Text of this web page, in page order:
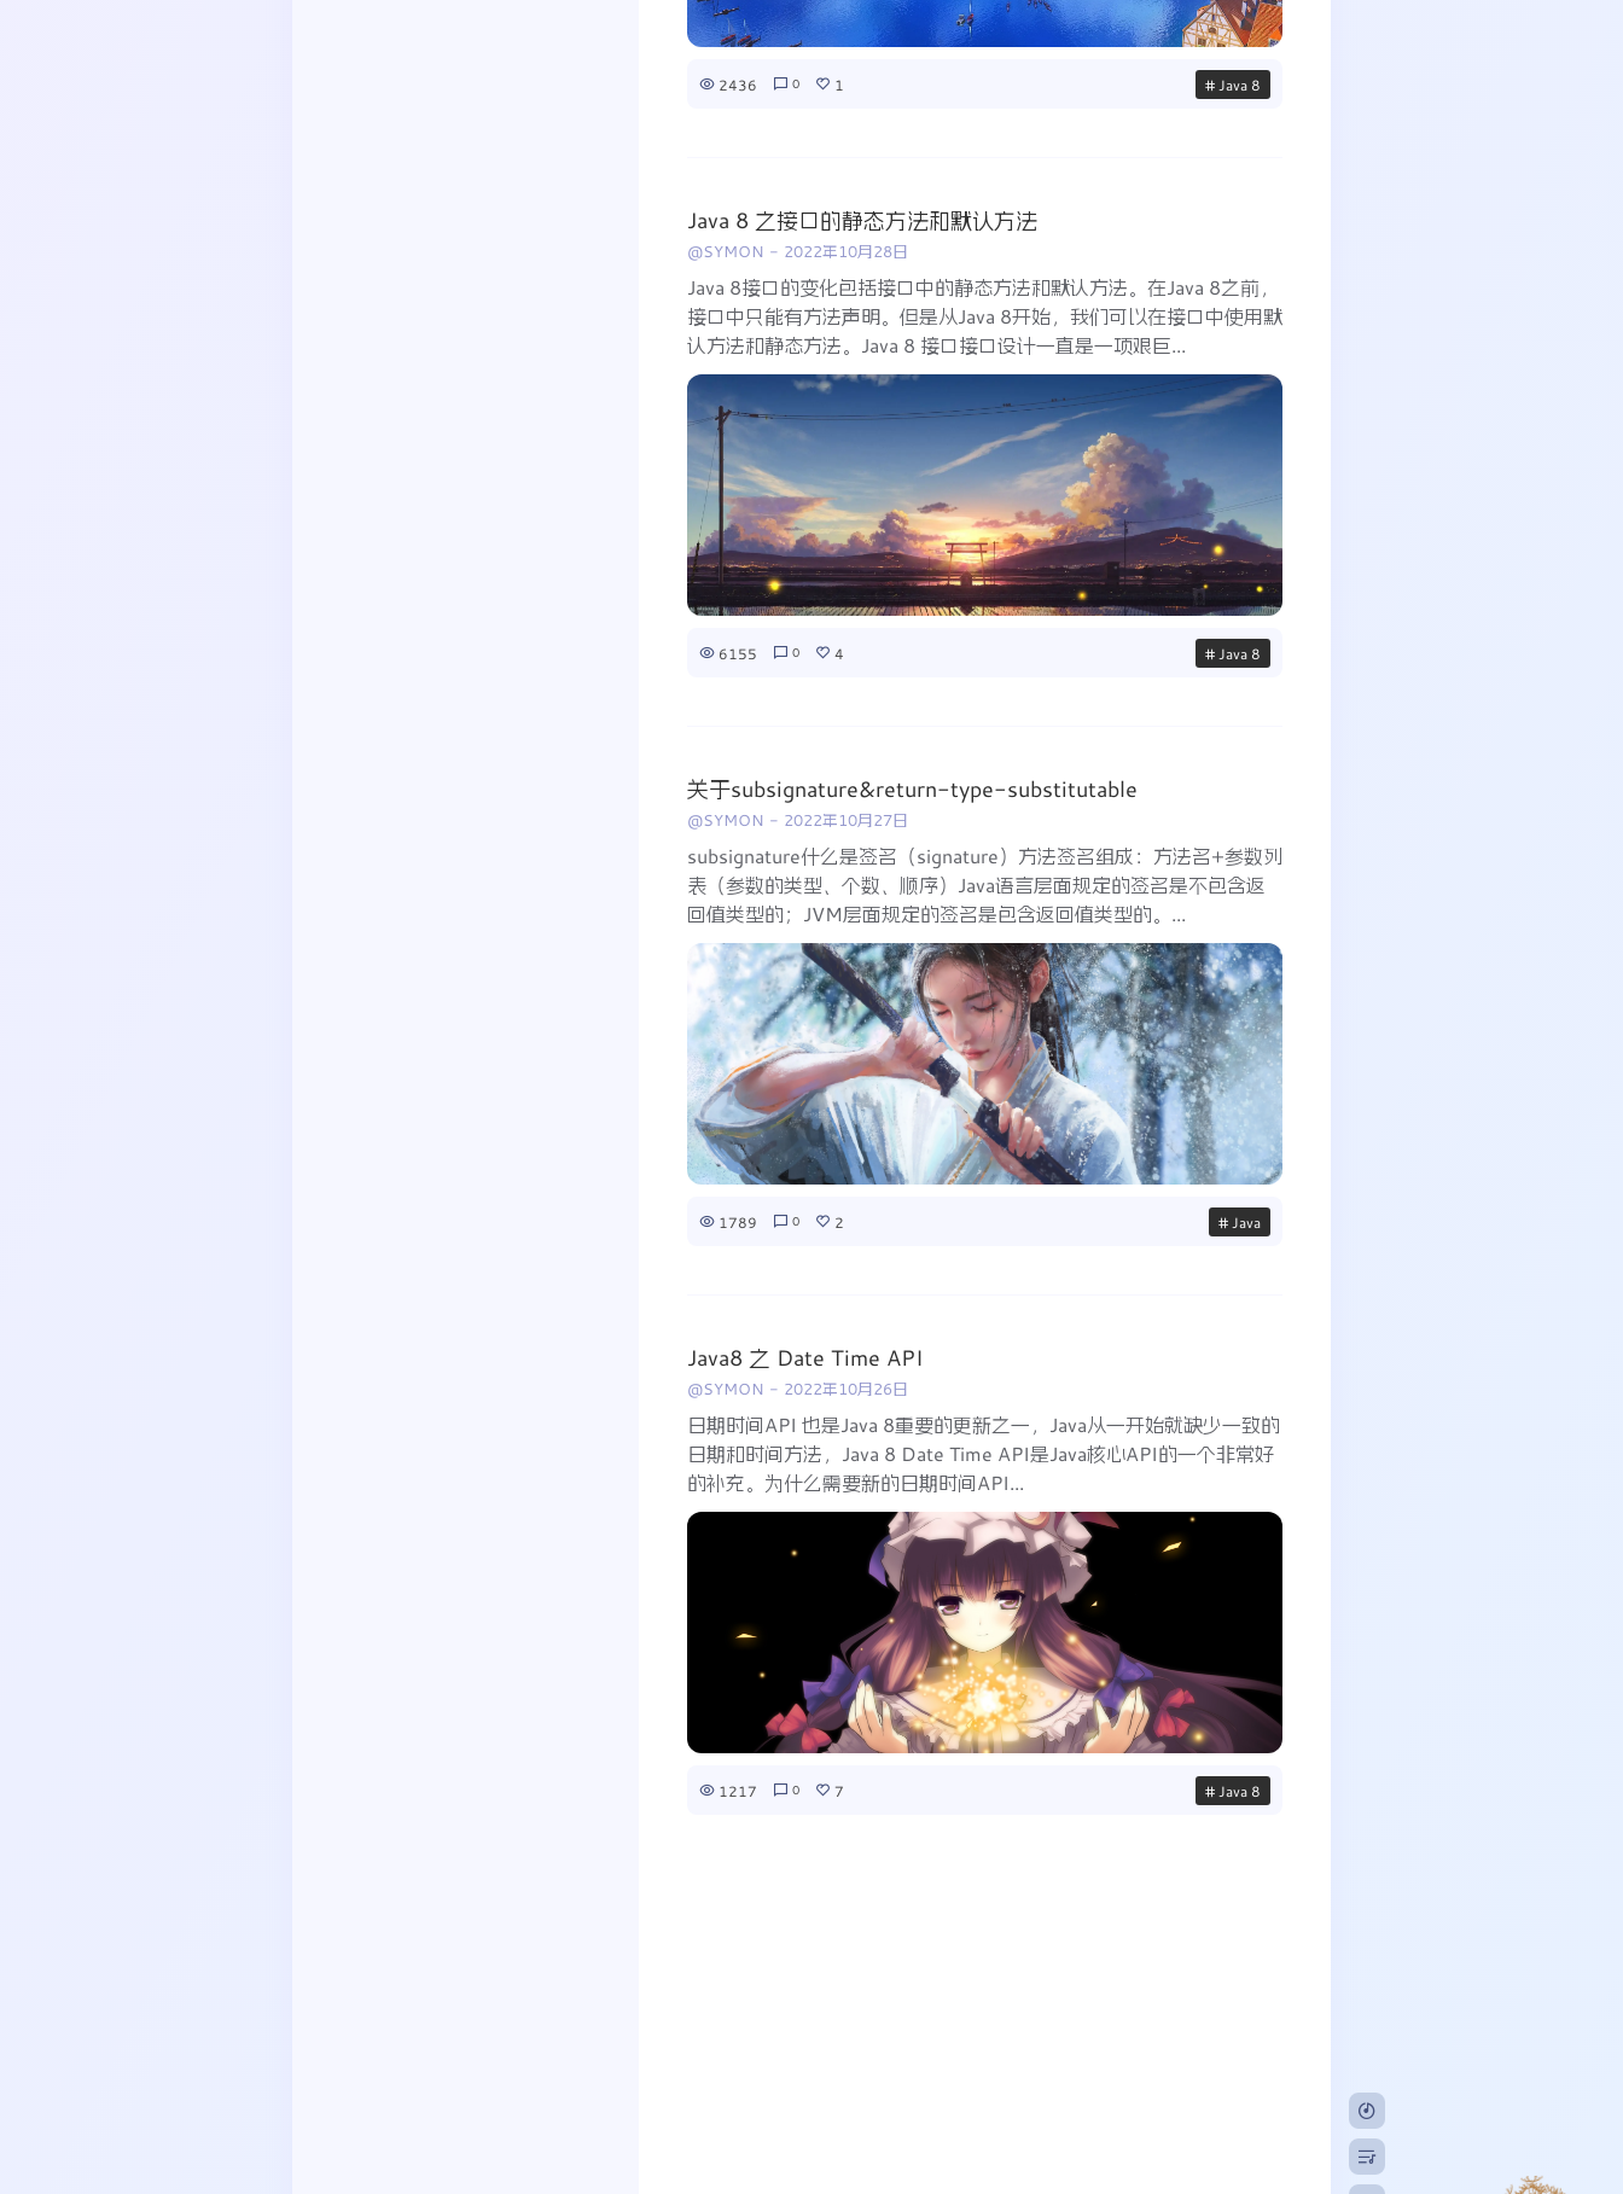
2436 0 1 # Java 8
Java 8 之接口的静态方法和默认方法
@SYMON - 2022年10月28日
Java 8接口的变化包括接口中的静态方法和默认方法。在Java 8之前，
接口中只能有方法声明。但是从Java 8开始，我们可以在接口中使用默
认方法和静态方法。Java 8 接口接口设计一直是一项艰巨...
6155 0 4 # Java 8
关于subsignature&return-type-substitutable
@SYMON - 2022年10月27日
subsignature什么是签名（signature）方法签名组成：方法名+参数列
表（参数的类型、个数、顺序）Java语言层面规定的签名是不包含返
回值类型的；JVM层面规定的签名是包含返回值类型的。...
1789 0 2 # Java
Java8 之 Date Time API
@SYMON - 2022年10月26日
日期时间API 也是Java 8重要的更新之一，Java从一开始就缺少一致的
日期和时间方法，Java 8 Date Time API是Java核心API的一个非常好
的补充。为什么需要新的日期时间API...
1217 0 7 # Java 8